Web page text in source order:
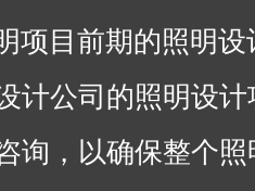
项目前期的照明
计公司的照明设
询，以确保整个